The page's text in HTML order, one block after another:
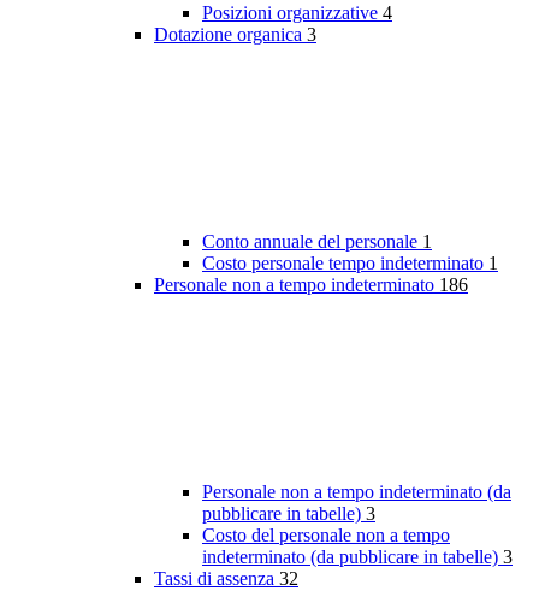
Posizioni organizzative 4
Dotazione organica 3
Conto annuale del personale 1
Costo personale tempo indeterminato 1
Personale non a tempo indeterminato 186
Personale non a tempo indeterminato (da
pubblicare in tabelle) 3
Costo del personale non a tempo
indeterminato (da pubblicare in tabelle) 3
Tassi di assenza 32